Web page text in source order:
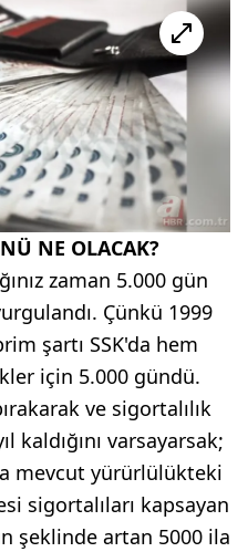
NE OLACAK?
zaman 5.000 gün
Çünkü 1999
şartı SSK'da hem
için 5.000 gündü.
ve sigortalılık
kaldığını varsayarsak;
mevcut yürürlülükteki
sigortalıları kapsayan
şeklinde artan 5000 ila